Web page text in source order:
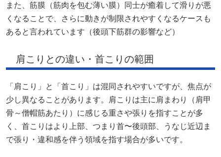
また、筋膜（筋肉を包む薄い膜）同士が癒着して滑りが悪
くなることで、さらに動きが制限されやすくなるケースも
あると言われています（後頭下筋群の影響など）
肩こりとの違い・首こりの範囲
「肩こり」と「首こり」は混同されやすいですが、焦点が
少し異なることがあります。肩こりは主に肩まわり（肩甲
骨～僧帽筋あたり）に感じる重さや張りを指すことが多
く、首こりはより上部、つまり首〜後頭部、うなじ近辺ま
で張り・違和感を伴う領域を指す場合が多いです。